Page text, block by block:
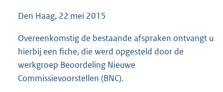
Den Haag, 22 mei 2015
Overeenkomstig de bestaande afspraken ontvangt u
hierbij een fiche, die werd opgesteld door de
werkgroep Beoordeling Nieuwe
Commissievoorstellen (BNC).